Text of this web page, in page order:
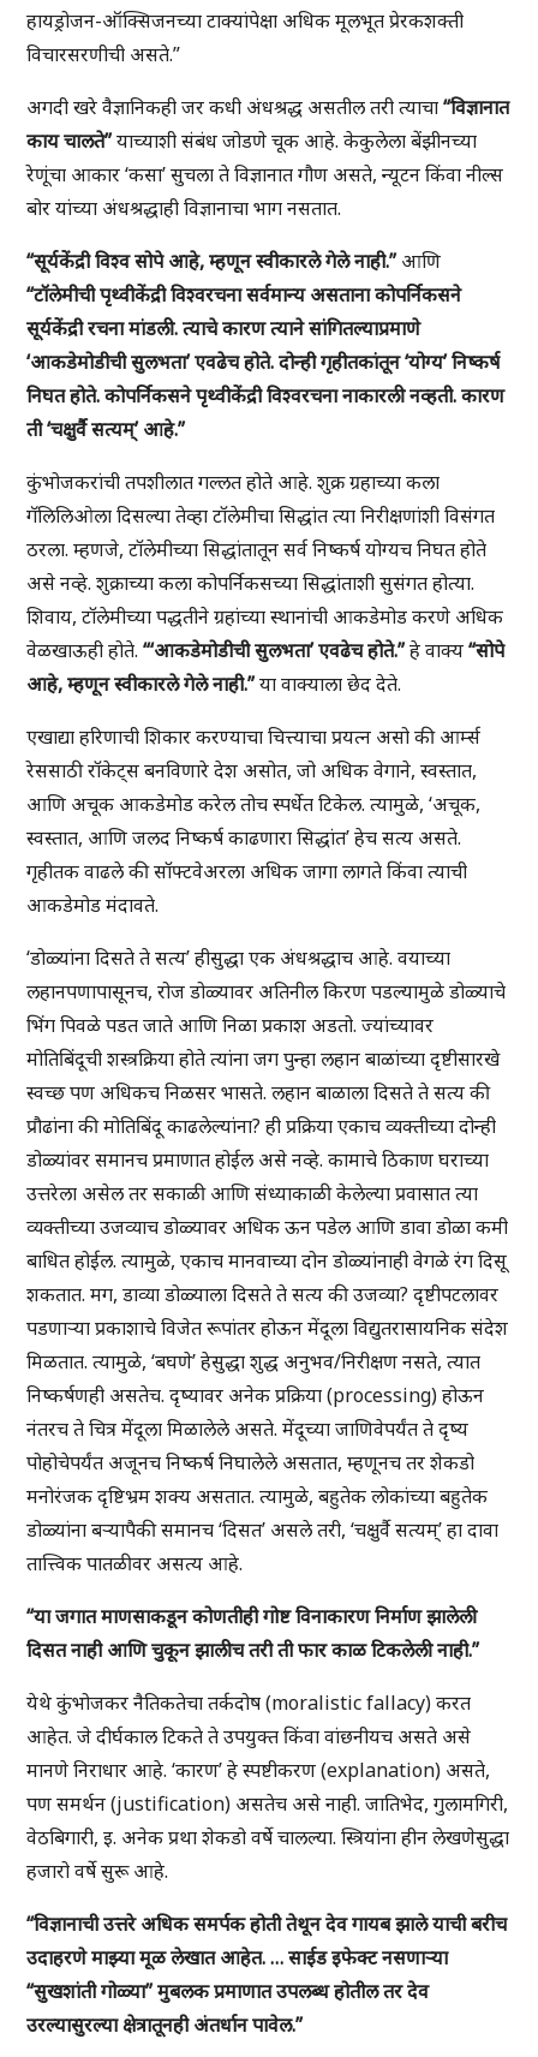
हायड्रोजन-ऑक्सिजनच्या टाक्यांपेक्षा अधिक मूलभूत प्रेरकशक्ती
विचारसरणीची असते.”
अगदी खरे वैज्ञानिकही जर कधी अंधश्रद्ध असतील तरी त्याचा“विज्ञानात
काय चालते”याच्याशी संबंध जोडणे चूक आहे. केकुलेला बेंझीनच्या
रेणूंचा आकार ‘कसा’ सुचला ते विज्ञानात गौण असते, न्यूटन किंवा नील्स
बोर यांच्या अंधश्रद्धाही विज्ञानाचा भाग नसतात.
“सूर्यकेंद्री विश्व सोपे आहे, म्हणून स्वीकारले गेले नाही.” आणि
“टॉलेमीची पृथ्वीकेंद्री विश्वरचना सर्वमान्य असताना कोपर्निकसने
सूर्यकेंद्री रचना मांडली. त्याचे कारण त्याने सांगितल्याप्रमाणे
‘आकडेमोडीची सुलभता’ एवढेच होते. दोन्ही गृहीतकांतून ‘योग्य’ निष्कर्ष
निघत होते. कोपर्निकसने पृथ्वीकेंद्री विश्वरचना नाकारली नव्हती. कारण
ती ‘चक्षुर्वै सत्यम्’ आहे.”
कुंभोजकरांची तपशीलात गल्लत होते आहे. शुक्र ग्रहाच्या कला
गॅलिलिओला दिसल्या तेव्हा टॉलेमीचा सिद्धांत त्या निरीक्षणांशी विसंगत
ठरला. म्हणजे, टॉलेमीच्या सिद्धांतातून सर्व निष्कर्ष योग्यच निघत होते
असे नव्हे. शुक्राच्या कला कोपर्निकसच्या सिद्धांताशी सुसंगत होत्या.
शिवाय, टॉलेमीच्या पद्धतीने ग्रहांच्या स्थानांची आकडेमोड करणे अधिक
वेळखाऊही होते.“‘आकडेमोडीची सुलभता’ एवढेच होते.”हे वाक्य“सोपे
आहे, म्हणून स्वीकारले गेले नाही.”या वाक्याला छेद देते.
एखाद्या हरिणाची शिकार करण्याचा चित्त्याचा प्रयत्न असो की आर्म्स
रेससाठी रॉकेट्स बनविणारे देश असोत, जो अधिक वेगाने, स्वस्तात,
आणि अचूक आकडेमोड करेल तोच स्पर्धेत टिकेल. त्यामुळे, ‘अचूक,
स्वस्तात, आणि जलद निष्कर्ष काढणारा सिद्धांत’ हेच सत्य असते.
गृहीतक वाढले की सॉफ्टवेअरला अधिक जागा लागते किंवा त्याची
आकडेमोड मंदावते.
‘डोळ्यांना दिसते ते सत्य’ हीसुद्धा एक अंधश्रद्धाच आहे. वयाच्या
लहानपणापासूनच, रोज डोळ्यावर अतिनील किरण पडल्यामुळे डोळ्याचे
भिंग पिवळे पडत जाते आणि निळा प्रकाश अडतो. ज्यांच्यावर
मोतिबिंदूची शस्त्रक्रिया होते त्यांना जग पुन्हा लहान बाळांच्या दृष्टीसारखे
स्वच्छ पण अधिकच निळसर भासते. लहान बाळाला दिसते ते सत्य की
प्रौढांना की मोतिबिंदू काढलेल्यांना? ही प्रक्रिया एकाच व्यक्तीच्या दोन्ही
डोळ्यांवर समानच प्रमाणात होईल असे नव्हे. कामाचे ठिकाण घराच्या
उत्तरेला असेल तर सकाळी आणि संध्याकाळी केलेल्या प्रवासात त्या
व्यक्तीच्या उजव्याच डोळ्यावर अधिक ऊन पडेल आणि डावा डोळा कमी
बाधित होईल. त्यामुळे, एकाच मानवाच्या दोन डोळ्यांनाही वेगळे रंग दिसू
शकतात. मग, डाव्या डोळ्याला दिसते ते सत्य की उजव्या? दृष्टीपटलावर
पडणार्‍या प्रकाशाचे विजेत रूपांतर होऊन मेंदूला विद्युतरासायनिक संदेश
मिळतात. त्यामुळे, ‘बघणे’ हेसुद्धा शुद्ध अनुभव/निरीक्षण नसते, त्यात
निष्कर्षणही असतेच. दृष्यावर अनेक प्रक्रिया (processing) होऊन
नंतरच ते चित्र मेंदूला मिळालेले असते. मेंदूच्या जाणिवेपर्यंत ते दृष्य
पोहोचेपर्यंत अजूनच निष्कर्ष निघालेले असतात, म्हणूनच तर शेकडो
मनोरंजक दृष्टिभ्रम शक्य असतात. त्यामुळे, बहुतेक लोकांच्या बहुतेक
डोळ्यांना बर्‍यापैकी समानच ‘दिसत’ असले तरी, ‘चक्षुर्वै सत्यम्’ हा दावा
तात्त्विक पातळीवर असत्य आहे.
“या जगात माणसाकडून कोणतीही गोष्ट विनाकारण निर्माण झालेली
दिसत नाही आणि चुकून झालीच तरी ती फार काळ टिकलेली नाही.”
येथे कुंभोजकर नैतिकतेचा तर्कदोष (moralistic fallacy) करत
आहेत. जे दीर्घकाल टिकते ते उपयुक्त किंवा वांछनीयच असते असे
मानणे निराधार आहे. ‘कारण’ हे स्पष्टीकरण (explanation) असते,
पण समर्थन (justification) असतेच असे नाही. जातिभेद, गुलामगिरी,
वेठबिगारी, इ. अनेक प्रथा शेकडो वर्षे चालल्या. स्त्रियांना हीन लेखणेसुद्धा
हजारो वर्षे सुरू आहे.
“विज्ञानाची उत्तरे अधिक समर्पक होती तेथून देव गायब झाले याची बरीच
उदाहरणे माझ्या मूळ लेखात आहेत. … साईड इफेक्ट नसणाऱ्या
“सुखशांती गोळ्या” मुबलक प्रमाणात उपलब्ध होतील तर देव
उरल्यासुरल्या क्षेत्रातूनही अंतर्धान पावेल.”